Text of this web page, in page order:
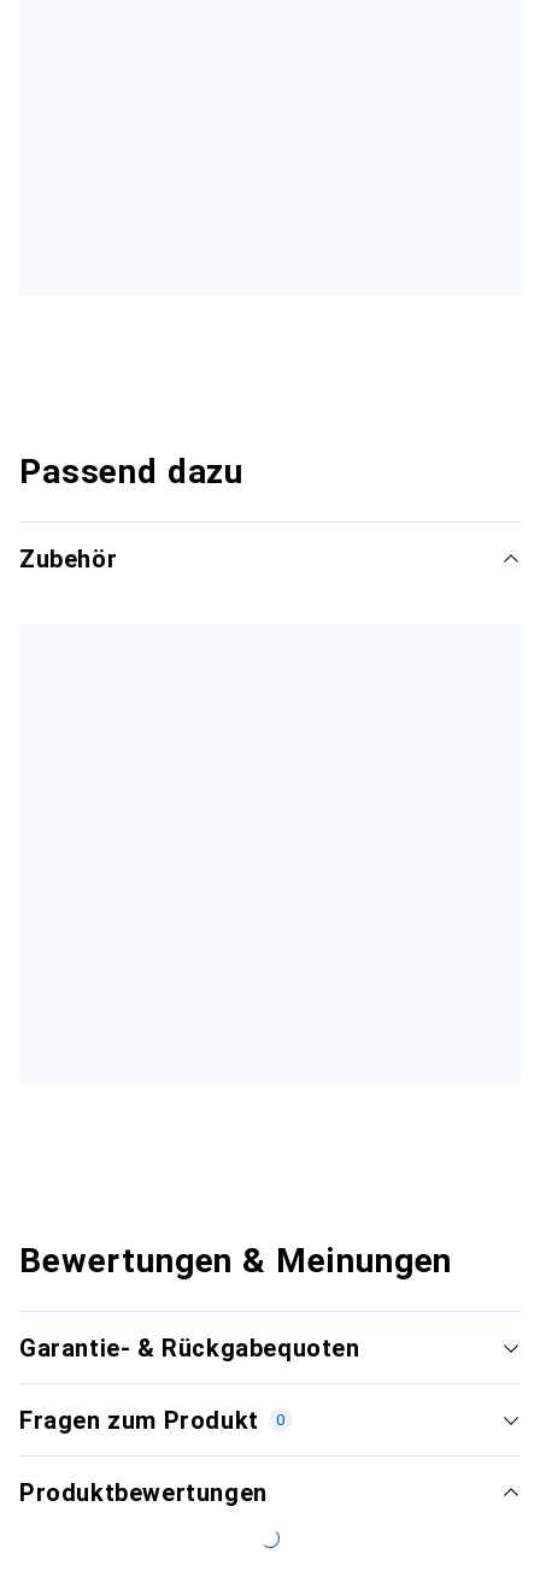
Passend dazu
Zubehör
Bewertungen & Meinungen
Garantie- & Rückgabequoten
Fragen zum Produkt 0
Produktbewertungen